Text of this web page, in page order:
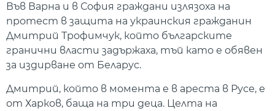
Във Варна и в София граждани излязоха на
протест в защита на украинския гражданин
Дмитрий Трофимчук, който българските
гранични власти задържаха, тъй като е обявен
за издирване от Беларус.
Дмитрий, който в момента е в ареста в Русе, е
от Харков, баща на три деца. Целта на